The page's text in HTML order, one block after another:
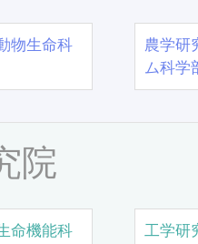
物生命科
農学
ム科学
院
命機能科
工学研